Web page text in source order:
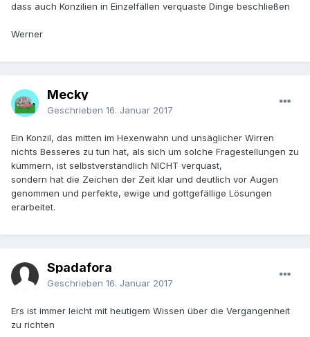
dass auch Konzilien in Einzelfällen verquaste Dinge beschließen
Werner
Mecky
Geschrieben 16. Januar 2017
Ein Konzil, das mitten im Hexenwahn und unsäglicher Wirren
nichts Besseres zu tun hat, als sich um solche Fragestellungen zu
kümmern, ist selbstverständlich NICHT verquast,
sondern hat die Zeichen der Zeit klar und deutlich vor Augen
genommen und perfekte, ewige und gottgefällige Lösungen
erarbeitet.
Spadafora
Geschrieben 16. Januar 2017
Ers ist immer leicht mit heutigem Wissen über die Vergangenheit
zu richten